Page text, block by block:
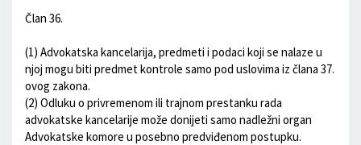
Član 36.
(1) Advokatska kancelarija, predmeti i podaci koji se nalaze u
njoj mogu biti predmet kontrole samo pod uslovima iz člana 37.
ovog zakona.
(2) Odluku o privremenom ili trajnom prestanku rada
advokatske kancelarije može donijeti samo nadležni organ
Advokatske komore u posebno predviđenom postupku.